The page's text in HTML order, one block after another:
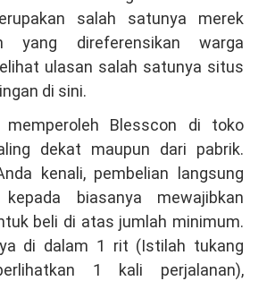
salah satunya merek
yang direferensikan warga
ulasan salah satunya situs
di sini.
Blesscon di toko
dekat maupun dari pabrik.
kenali, pembelian langsung
biasanya mewajibkan
beli di atas jumlah minimum.
di dalam 1 rit (Istilah tukang
1 kali perjalanan),